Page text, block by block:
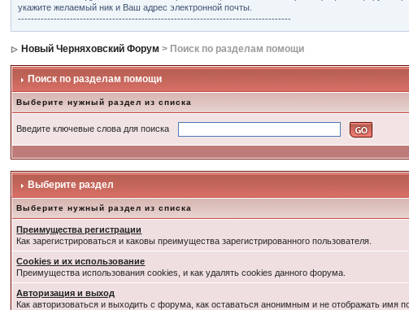
укажите желаемый ник и Ваш адрес электронной почты.
------------------------------------------------------------------------------------
Новый Черняховский Форум > Поиск по разделам помощи
Поиск по разделам помощи
Выберите нужный раздел из списка
Введите ключевые слова для поиска
Выберите раздел
Выберите нужный раздел из списка
Преимущества регистрации
Как зарегистрироваться и каковы преимущества зарегистрированного пользователя.
Cookies и их использование
Преимущества использования cookies, и как удалять cookies данного форума.
Авторизация и выход
Как авторизоваться и выходить с форума, как оставаться анонимным и не отображать имя